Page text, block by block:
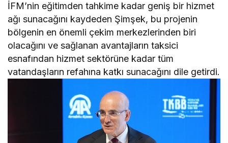
İFM’nin eğitimden tahkime kadar geniş bir hizmet
ağı sunacağını kaydeden Şimşek, bu projenin
bölgenin en önemli çekim merkezlerinden biri
olacağını ve sağlanan avantajların taksici
esnafından hizmet sektörüne kadar tüm
vatandaşların refahına katkı sunacağını dile getirdi.